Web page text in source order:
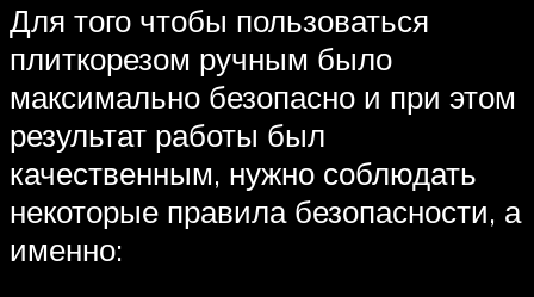
Для того чтобы пользоваться
плиткорезом ручным было
максимально безопасно и при этом
результат работы был
качественным, нужно соблюдать
некоторые правила безопасности, а
именно: